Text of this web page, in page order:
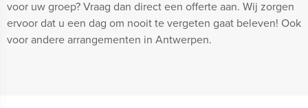
voor uw groep? Vraag dan direct een offerte aan. Wij zorgen
ervoor dat u een dag om nooit te vergeten gaat beleven! Ook
voor andere arrangementen in Antwerpen.